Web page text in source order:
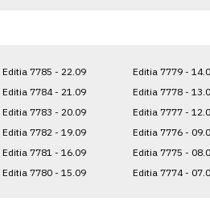
Editia 7785 - 22.09
Editia 7784 - 21.09
Editia 7783 - 20.09
Editia 7782 - 19.09
Editia 7781 - 16.09
Editia 7780 - 15.09
Editia 7779 -
Editia 7778 -
Editia 7777 -
Editia 7776 -
Editia 7775 -
Editia 7774 -